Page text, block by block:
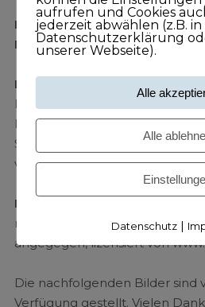
Inhaltlich Verantwortlicher
MStV:Marc Perl-Michel
Haftungshinweis:
Kontrolle übernehmen wir
Inhalte externer Links. Für den
Seiten sind ausschließlich
verantwortlich.
Bildnachweis:
meinem eigenen Archiv oder
angegegen, lizensiert von
Die nachfolgenden Bilder sind
Verfügung gestellt. Vielen
aufrufen und Cookies
jederzeit abwählen (z.B.
Datenschutzerklärung
unserer Webseite).
Alle
Alle
Datenschutz|